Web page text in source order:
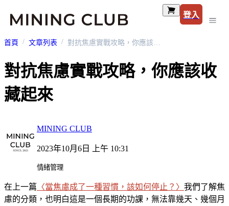
登入
首頁 文章列表 對抗焦慮實戰攻略，你應該收藏起來
對抗焦慮實戰攻略，你應該收
藏起來
MINING CLUB
2023年10月6日 上午 10:31
情緒管理
在上一篇 〈當焦慮成了一種習慣，該如何停止？〉 我們了解焦
慮的分類，也明白這是一個長期的功課，無法靠幾天、幾個月